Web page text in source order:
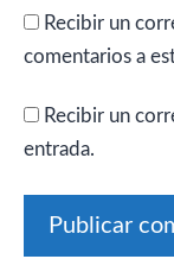
Recibir un
comentarios a
Recibir un
entrada.